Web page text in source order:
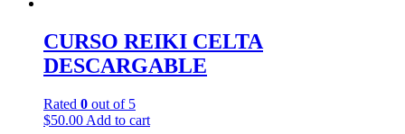
CURSO REIKI CELTA
DESCARGABLE
Rated 0 out of 5
$50.00 Add to cart